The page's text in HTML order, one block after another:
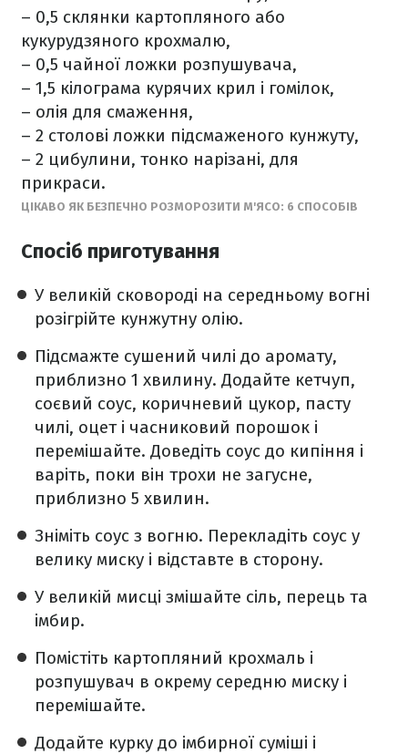
– 0,5 склянки картопляного або
кукурудзяного крохмалю,
– 0,5 чайної ложки розпушувача,
– 1,5 кілограма курячих крил і гомілок,
– олія для смаження,
– 2 столові ложки підсмаженого кунжуту,
– 2 цибулини, тонко нарізані, для
прикраси.
ЦІКАВО ЯК БЕЗПЕЧНО РОЗМОРОЗИТИ М'ЯСО: 6 СПОСОБІВ
Спосіб приготування
У великій сковороді на середньому вогні
розігрійте кунжутну олію.
Підсмажте сушений чилі до аромату,
приблизно 1 хвилину. Додайте кетчуп,
соєвий соус, коричневий цукор, пасту
чилі, оцет і часниковий порошок і
перемішайте. Доведіть соус до кипіння і
варіть, поки він трохи не загусне,
приблизно 5 хвилин.
Зніміть соус з вогню. Перекладіть соус у
велику миску і відставте в сторону.
У великій мисці змішайте сіль, перець та
імбир.
Помістіть картопляний крохмаль і
розпушувач в окрему середню миску і
перемішайте.
Додайте курку до імбирної суміші і